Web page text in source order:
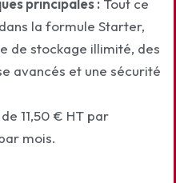
principales : Tout ce
la formule Starter,
de stockage illimité, des
avancés et une sécurité
11,50 € HT par
mois.